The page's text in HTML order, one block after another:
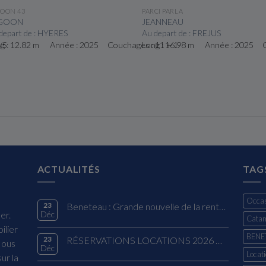
5
VOIR LE BATEAU
43
de : HYERES
: 12.82 m Année : 2025 Couchages : 11 + 1
VOIR LE BATEAU
PARCI PARLA
JEANNEAU
Au depart de : FREJUS
Long : 16.98 m Année : 2025
la
ACTUALITÉS
23
Déc
Beneteau : Grande nouvelle de la rentrée !
23
Déc
RÉSERVATIONS LOCATIONS 2026 OFFRE EXCLUSIVE